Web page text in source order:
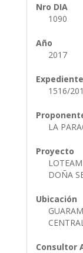
Nro DIA
1090
Año
2017
1516/
LA
Proyecto
DOÑA
Ubicación
Consultor